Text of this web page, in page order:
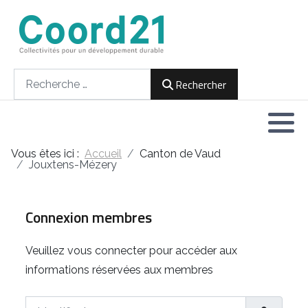
Rechercher
Vous êtes ici : Accueil
Canton de Vaud
Jouxtens-Mézery
Connexion membres
Veuillez vous connecter pour accéder aux
informations réservées aux membres
Identifiant
Développement durable et Agenda 21
Implémentation locale de l'Agenda
2021
2022
2024
Lettres d'informations
Rencontres thématiques
Documents